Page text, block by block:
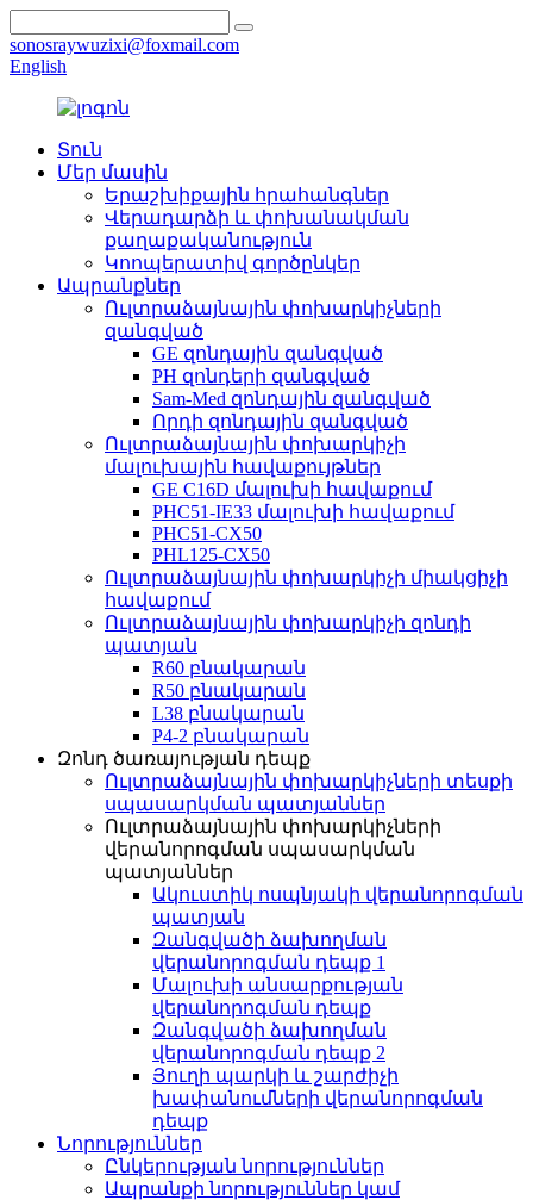
sonosraywuzixi@foxmail.com
English
Տուն
Մեր մասին
Երաշխիքային հրահանգներ
Վերադարձի և փոխանակման
քաղաքականություն
Կոոպերատիվ գործընկեր
Ապրանքներ
Ուլտրաձայնային փոխարկիչների
զանգված
GE զոնդային զանգված
PH զոնդերի զանգված
Sam-Med զոնդային զանգված
Որդի զոնդային զանգված
Ուլտրաձայնային փոխարկիչի
մալուխային հավաքույթներ
GE C16D մալուխի հավաքում
PHC51-IE33 մալուխի հավաքում
PHC51-CX50
PHL125-CX50
Ուլտրաձայնային փոխարկիչի միակցիչի
հավաքում
Ուլտրաձայնային փոխարկիչի զոնդի
պատյան
R60 բնակարան
R50 բնակարան
L38 բնակարան
P4-2 բնակարան
Զոնդ ծառայության դեպք
Ուլտրաձայնային փոխարկիչների տեսքի
սպասարկման պատյաններ
Ուլտրաձայնային փոխարկիչների
վերանորոգման սպասարկման
պատյաններ
Ակուստիկ ոսպնյակի վերանորոգման
պատյան
Զանգվածի ձախողման
վերանորոգման դեպք 1
Մալուխի անսարքության
վերանորոգման դեպք
Զանգվածի ձախողման
վերանորոգման դեպք 2
Յուղի պարկի և շարժիչի
խափանումների վերանորոգման
դեպք
Նորություններ
Ընկերության նորություններ
Ապրանքի նորություններ կամ